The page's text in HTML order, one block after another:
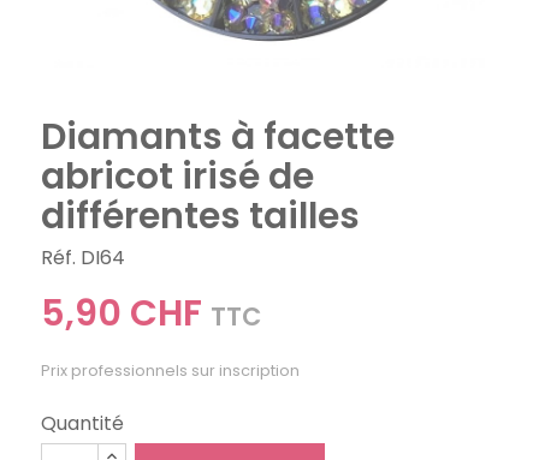
Diamants à facette
abricot irisé de
différentes tailles
Réf. DI64
5,90 CHF TTC
Prix professionnels sur inscription
Quantité